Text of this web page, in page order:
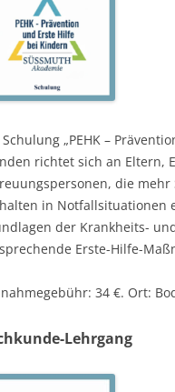
Schulung „PEHK –
richtet sich an Eltern,
die
in Notfallsituationen
der Krankheits-
Erste-Hilfe-
34 €. Ort:
Lehrgang